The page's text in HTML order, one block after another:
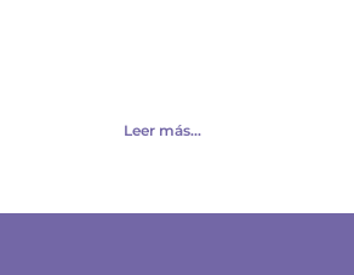
Leer más...